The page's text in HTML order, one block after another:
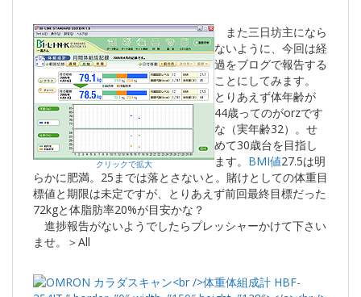
クリックで拡大
また三日坊主になら
ないように、今回は経
過をブログで報告する
ことにしてみます。
とりあえず体年齢が
44歳ってのがorzです
な（実年齢32）。せ
めて30歳台を目指し
ます。 BMI値27.5は明
らかに肥満。25までは落とさないと。賭けとしての体重目
標値と期限は未定ですが、とりあえず前回最終目標だった
72kgと体脂肪率20%が目安かな？
進捗報告がないようでしたらプレッシャーかけて下さい
ませ。＞All